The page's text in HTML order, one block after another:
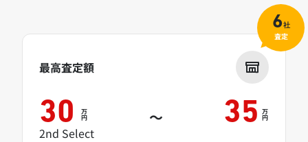
最高査定額
30 万
円 ～ 35 万
円
2nd Select
6社
査定